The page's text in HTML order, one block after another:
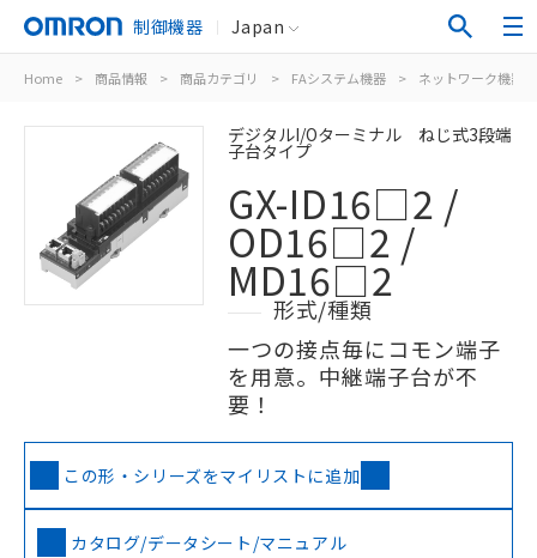
制御機器 Japan
Home > 商品情報 > 商品カテゴリ > FAシステム機器 > ネットワーク機器
デジタルI/Oターミナル ねじ式3段端
子台タイプ
GX-ID16□2 /
OD16□2 /
MD16□2
形式/種類
一つの接点毎にコモン端子
を用意。中継端子台が不
要！
この形・シリーズをマイリストに追加
カタログ/データシート/マニュアル